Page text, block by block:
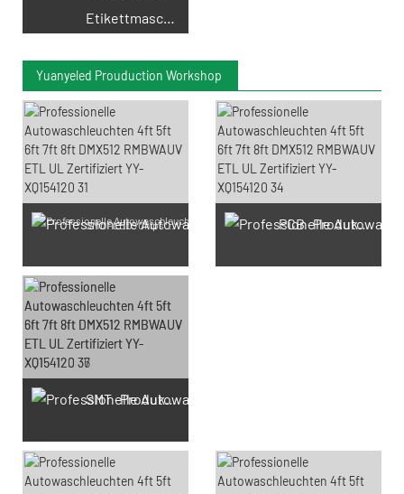
Etikettmaschine
Yuanyeled Prouduction Workshop
SMD -LED -Chips Produktion PCB -Produktion
SMT -Produktion